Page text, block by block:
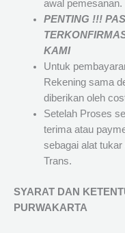
awal pemesanan.
PENTING !!!
KAMI
Untuk
Rekening sama
diberikan oleh
Setelah Proses
terima atau
sebagai alat
Trans.
SYARAT DAN
PURWAKARTA